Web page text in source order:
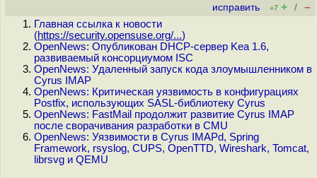
исправить +7 + / –
Главная ссылка к новости
(https://security.opensuse.org/...)
OpenNews: Опубликован DHCP-сервер Kea 1.6,
развиваемый консорциумом ISC
OpenNews: Удаленный запуск кода злоумышленником в
Cyrus IMAP
OpenNews: Критическая уязвимость в конфигурациях
Postfix, использующих SASL-библиотеку Cyrus
OpenNews: FastMail продолжит развитие Cyrus IMAP
после сворачивания разработки в CMU
OpenNews: Уязвимости в Cyrus IMAPd, Spring
Framework, rsyslog, CUPS, OpenTTD, Wireshark, Tomcat,
librsvg и QEMU